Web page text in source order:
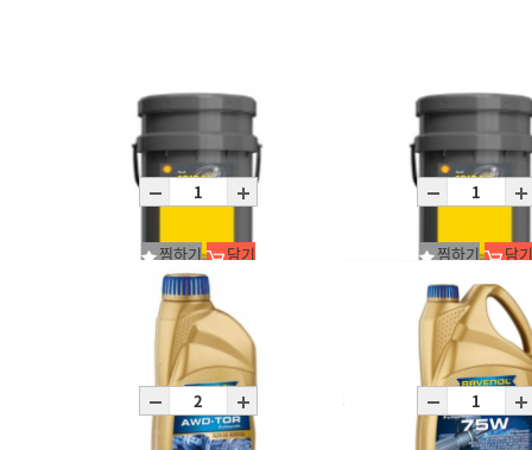
Spirax S6 AXME 75W-90/P20L
찜하기 담기
Spirax S6 AXME 75W-90/
P20L
찜하기 담기